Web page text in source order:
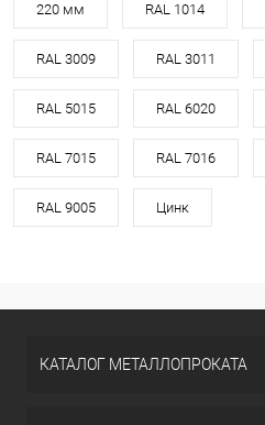
220 мм RAL 1014
RAL 3009 RAL 3011
RAL 5015 RAL 6020
RAL 7015 RAL 7016
RAL 9005 Цинк
КАТАЛОГ МЕТАЛЛОПРОКАТА